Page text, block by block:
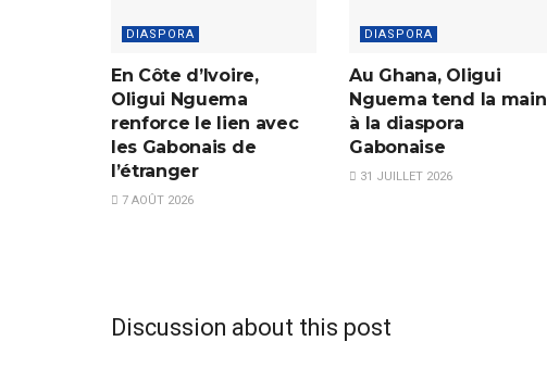
DIASPORA
En Côte d’Ivoire,
Oligui Nguema
renforce le lien avec
les Gabonais de
l’étranger
7 AOÛT 2026
DIASPORA
Au Ghana, Oligui
Nguema tend la main
à la diaspora
Gabonaise
31 JUILLET 2026
Discussion about this post